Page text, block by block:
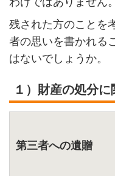
残された方のことを
者の思いを書かれる
はないでしょうか。
１）財産の処分に
第三者への遺贈